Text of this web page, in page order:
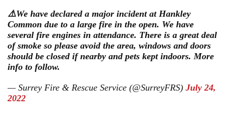
⚠️We have declared a major incident at Hankley
Common due to a large fire in the open. We have
several fire engines in attendance. There is a great deal
of smoke so please avoid the area, windows and doors
should be closed if nearby and pets kept indoors. More
info to follow.
— Surrey Fire & Rescue Service (@SurreyFRS) July 24,
2022